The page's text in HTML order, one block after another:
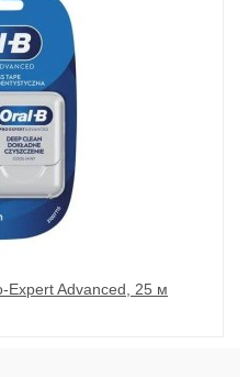
Expert Advanced, 25 м